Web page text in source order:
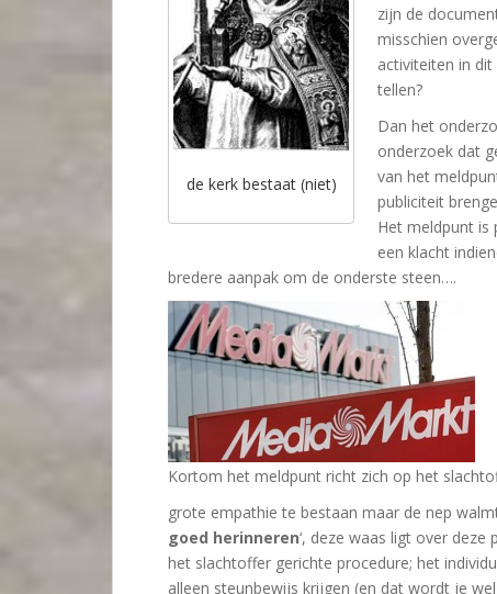
de kerk bestaat (niet)
zijn de
misschien
activiteiten in
tellen?
Dan het
onderzoek dat
van het
publiciteit
Het meldpunt is
een klacht
bredere aanpak om de onderste steen….
Kortom het meldpunt richt zich op het
grote empathie te bestaan maar de nep
goed herinneren‘, deze waas ligt over deze
het slachtoffer gerichte procedure; het
alleen steunbewijs krijgen (en dat wordt je